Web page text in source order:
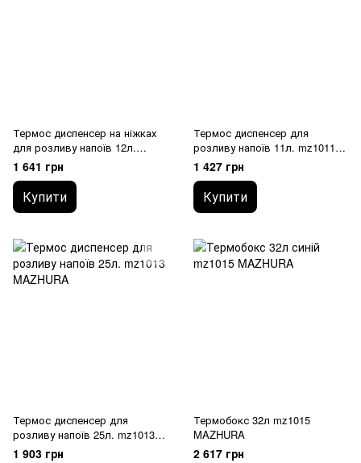
Термос диспенсер на ніжках
для розливу напоїв 12л.
mz1007 MAZHURA
1 641 грн
Купити
Термос диспенсер для
розливу напоїв 11л. mz1011
MAZHURA
1 427 грн
Купити
Термос диспенсер для
розливу напоїв 25л. mz1013
MAZHURA
1 903 грн
Термобокс 32л mz1015
MAZHURA
2 617 грн